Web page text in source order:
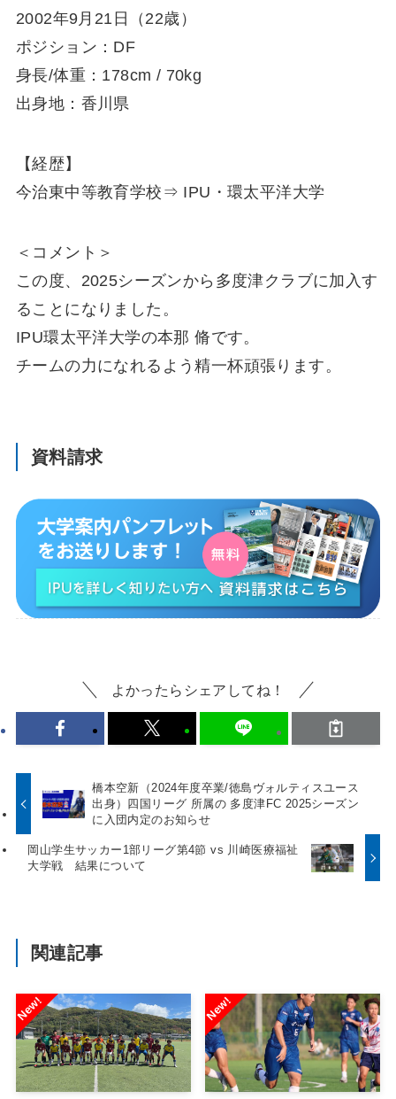
2002年9月21日（22歳）
ポジション：DF
身長/体重：178cm / 70kg​​​​
出身地：香川県
【経歴】
今治東中等教育学校⇒ IPU・環太平洋大学
＜コメント＞
この度、2025シーズンから多度津クラブに加入す
ることになりました。
IPU環太平洋大学の本那 脩です。
チームの力になれるよう精一杯頑張ります。
資料請求
よかったらシェアしてね！
橋本空新（2024年度卒業/徳島ヴォルティスユース
出身）四国リーグ 所属の 多度津FC 2025シーズン
に入団内定のお知らせ
岡山学生サッカー1部リーグ第4節 vs 川崎医療福祉
大学戦 結果について
関連記事